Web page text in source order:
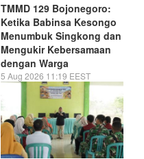
TMMD 129 Bojonegoro:
Ketika Babinsa Kesongo
Menumbuk Singkong dan
Mengukir Kebersamaan
dengan Warga
5 Aug 2026 11:19 EEST